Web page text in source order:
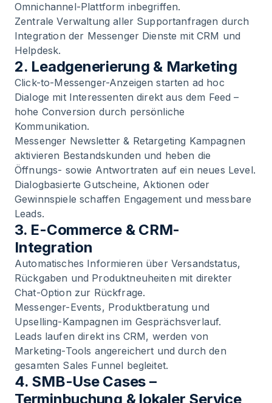
Omnichannel-Plattform inbegriffen.
Zentrale Verwaltung aller Supportanfragen durch
Integration der Messenger Dienste mit CRM und
Helpdesk.
2. Leadgenerierung & Marketing
Click-to-Messenger-Anzeigen starten ad hoc
Dialoge mit Interessenten direkt aus dem Feed –
hohe Conversion durch persönliche
Kommunikation.
Messenger Newsletter & Retargeting Kampagnen
aktivieren Bestandskunden und heben die
Öffnungs- sowie Antwortraten auf ein neues Level.
Dialogbasierte Gutscheine, Aktionen oder
Gewinnspiele schaffen Engagement und messbare
Leads.
3. E-Commerce & CRM-
Integration
Automatisches Informieren über Versandstatus,
Rückgaben und Produktneuheiten mit direkter
Chat-Option zur Rückfrage.
Messenger-Events, Produktberatung und
Upselling-Kampagnen im Gesprächsverlauf.
Leads laufen direkt ins CRM, werden von
Marketing-Tools angereichert und durch den
gesamten Sales Funnel begleitet.
4. SMB-Use Cases –
Terminbuchung & lokaler Service